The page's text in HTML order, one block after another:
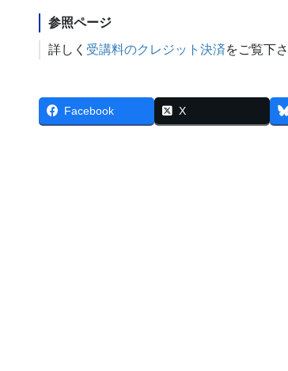
参照ページ
詳しく 受講料のクレジット決済をご覧下さ
Facebook X